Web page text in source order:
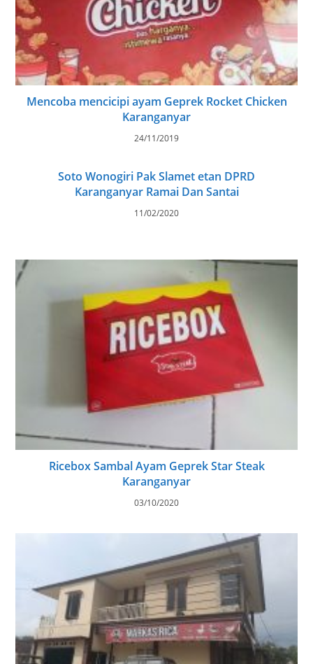
Mencoba mencicipi ayam Geprek Rocket Chicken
Karanganyar
24/11/2019
Soto Wonogiri Pak Slamet etan DPRD
Karanganyar Ramai Dan Santai
11/02/2020
Ricebox Sambal Ayam Geprek Star Steak
Karanganyar
03/10/2020